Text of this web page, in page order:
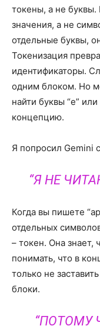
токены, а не буквы.
значения, а не
отдельные буквы,
Токенизация
идентификаторы.
одним блоком. Но
найти буквы “e”
концепцию.
Я попросил Gemini
“Я НЕ
Когда вы пишете
отдельных
– токен. Она знает,
понимать, что в
только не
блоки.
“ПОТОМУ